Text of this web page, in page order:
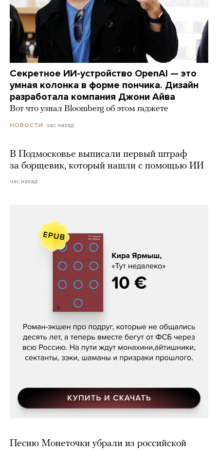
Секретное ИИ-устройство OpenAI — это
умная колонка в форме пончика. Дизайн
разработала компания Джони Айва
Вот что узнал Bloomberg об этом гаджете
НОВОСТИ час назад
В Подмосковье выписали первый штраф
за борщевик, который нашли с помощью ИИ
час назад
Кира Ярмыш, «Тут недалеко»
Песню Монеточки убрали из российской